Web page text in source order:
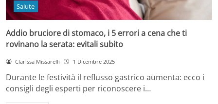
Salute
Addio bruciore di stomaco, i 5 errori a cena che ti
rovinano la serata: evitali subito
Clarissa Missarelli 1 Dicembre 2025
Durante le festività il reflusso gastrico aumenta: ecco i
consigli degli esperti per riconoscere i…